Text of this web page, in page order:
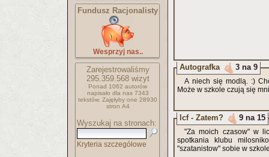
Fundusz Racjonalisty
Wesprzyj nas..
Zarejestrowaliśmy
295.359.568wizyt
Ponad 1062 autorów
napisało dla nas 7343
tekstów. Zajęłyby one 28930
stron A4
Wyszukaj na stronach:
Kryteria szczegółowe
Autografka 3 na 9
A niech się modlą. :)
Może w szkole czują się
lcf - Zatem? 9 na 15
"Za moich czasow" w
spotkania klubu
"szatanistow" sobie w